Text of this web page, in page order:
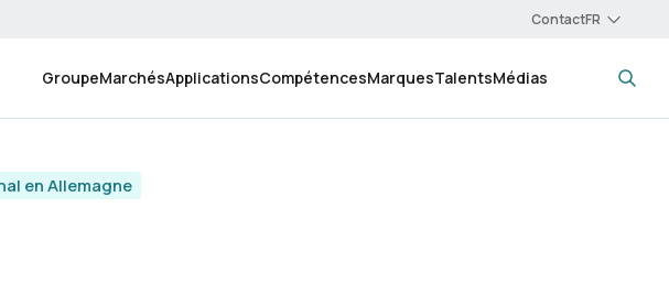
Contact
GroupeMarchésApplicationsCompétencesMarquesTalentsMédias
en Allemagne